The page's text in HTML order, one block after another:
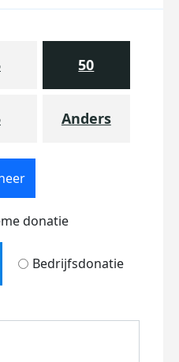
50
Anders
donatie
Bedrijfsdonatie